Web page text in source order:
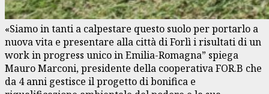
«Siamo in tanti a calpestare questo suolo per portarlo a
nuova vita e presentare alla città di Forlì i risultati di un
work in progress unico in Emilia-Romagna” spiega
Mauro Marconi, presidente della cooperativa FOR.B che
da 4 anni gestisce il progetto di bonifica e